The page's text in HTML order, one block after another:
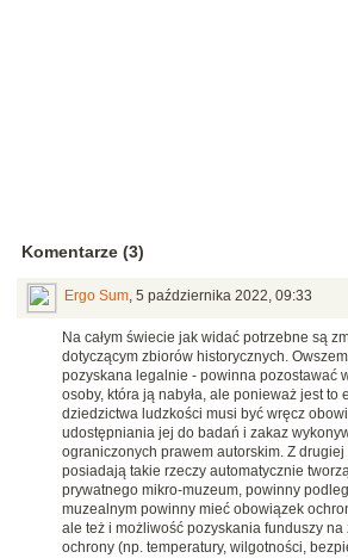
Komentarze (3)
Ergo Sum, 5 października 2022, 09:33
Na całym świecie jak widać potrzebne są
dotyczącym zbiorów historycznych.
pozyskana legalnie - powinna pozostawać
osoby, która ją nabyła, ale ponieważ jest to
dziedzictwa ludzkości musi być wręcz
udostępniania jej do badań i zakaz
ograniczonych prawem autorskim. Z drugiej
posiadają takie rzeczy automatycznie
prywatnego mikro-muzeum, powinny
muzealnym powinny mieć obowiązek
ale też i możliwość pozyskania funduszy
ochrony (np. temperatury, wilgotności,